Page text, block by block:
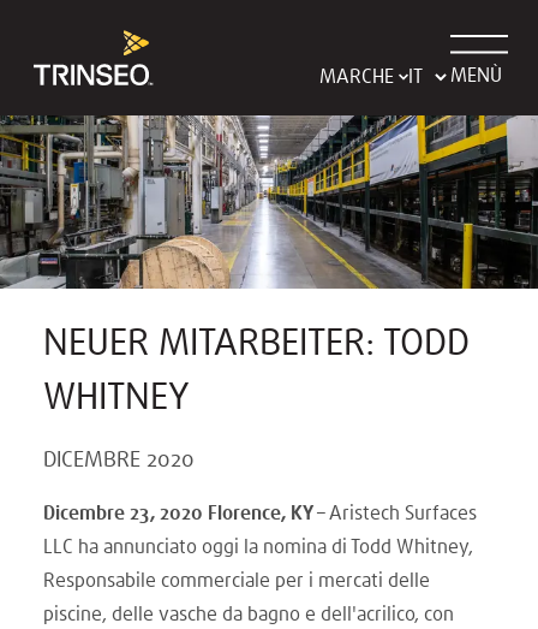
MARCHE MENÙ
NEUER MITARBEITER: TODD
WHITNEY
DICEMBRE 2020
Dicembre 23, 2020 Florence, KY –Aristech Surfaces
LLC ha annunciato oggi la nomina di Todd Whitney,
Responsabile commerciale per i mercati delle
piscine, delle vasche da bagno e dell'acrilico, con